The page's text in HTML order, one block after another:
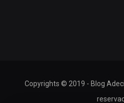
Copyrights © 2019 - Blog